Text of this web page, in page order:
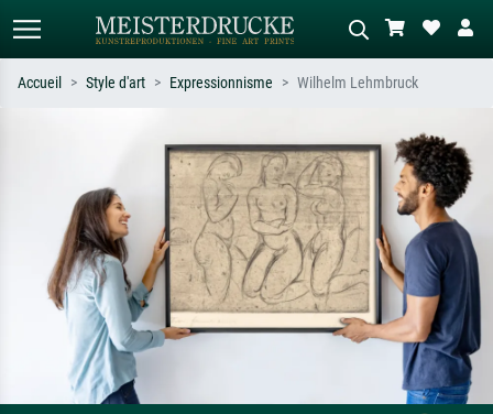
Recherchez par artiste, titre ou style –
ex. Monet, Nuit étoilée,
impressionnisme, vague de Hokusai,
nu.
Décrivez la scène – ex. prairie verte,
abstrait avec beaucoup de rouge,
tableau sombre, nu debout près d'un
arbre.
Accueil Style d'art Expressionnisme Wilhelm Lehmbruck